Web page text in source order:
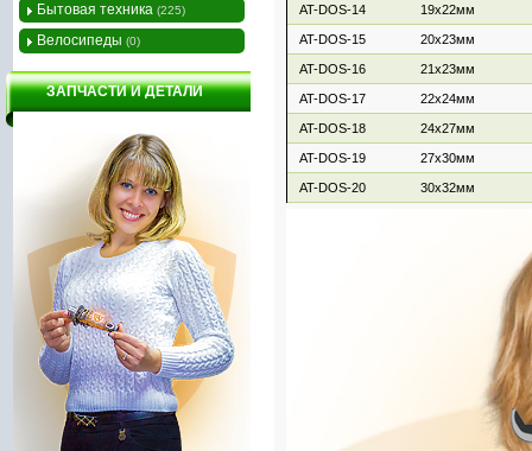
AT-DOS-14 19х22мм
AT-DOS-15 20х23мм
AT-DOS-16 21х23мм
AT-DOS-17 22х24мм
AT-DOS-18 24х27мм
AT-DOS-19 27х30мм
AT-DOS-20 30х32мм
Бытовая техника (225)
Велосипеды (0)
ЗАПЧАСТИ И ДЕТАЛИ